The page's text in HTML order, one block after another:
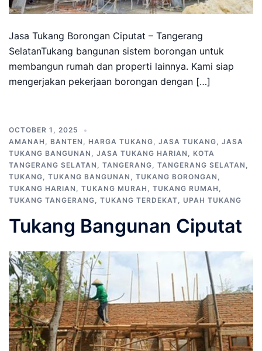
Jasa Tukang Borongan Ciputat – Tangerang
SelatanTukang bangunan sistem borongan untuk
membangun rumah dan properti lainnya. Kami siap
mengerjakan pekerjaan borongan dengan […]
OCTOBER 1, 2025
AMANAH , BANTEN , HARGA TUKANG, JASA TUKANG, JASA
TUKANG BANGUNAN , JASA TUKANG HARIAN , KOTA
TANGERANG SELATAN , TANGERANG, TANGERANG SELATAN ,
TUKANG, TUKANG BANGUNAN , TUKANG BORONGAN ,
TUKANG HARIAN , TUKANG MURAH , TUKANG RUMAH ,
TUKANG TANGERANG, TUKANG TERDEKAT, UPAH TUKANG
Tukang Bangunan Ciputat